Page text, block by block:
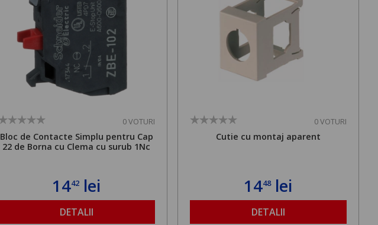
0 VOTURI
Bloc de Contacte Simplu pentru Cap
22 de Borna cu Clema cu surub 1Nc
1442 lei
DETALII
0 VOTURI
Cutie cu montaj aparent
1448lei
DETALII